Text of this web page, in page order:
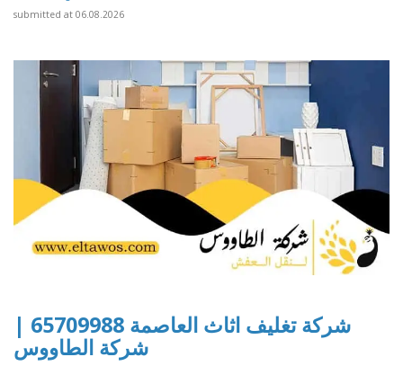
submitted at 06.08.2026
شركة تغليف اثاث العاصمة 65709988 |
شركة الطاووس